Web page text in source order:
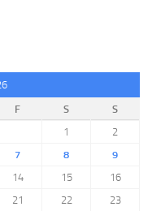
F S
S
1
2
7 8
9
14 15
16
21 22 23